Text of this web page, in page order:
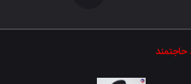
حاجتمند